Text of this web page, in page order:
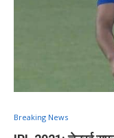
Breaking News